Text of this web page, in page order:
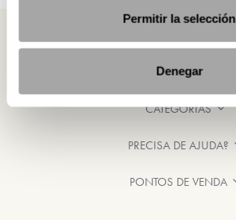
Permitir la selección
Denegar
CATEGORIAS
PRECISA DE AJUDA?
PONTOS DE VENDA